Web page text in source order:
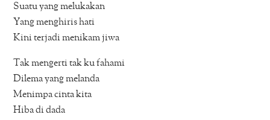
Suatu yang melukakan
Yang menghiris hati
Kini terjadi menikam jiwa
Tak mengerti tak ku fahami
Dilema yang melanda
Menimpa cinta kita
Hiba di dada